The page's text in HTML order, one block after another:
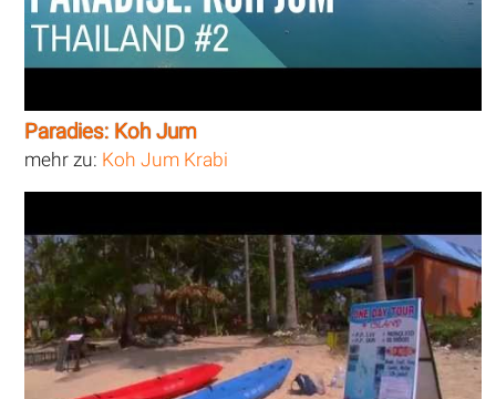
Paradies: Koh Jum
mehr zu: Koh Jum Krabi